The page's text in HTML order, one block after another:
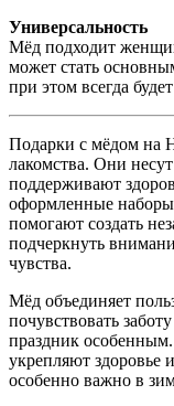
Универсальность
Мёд подходит
может стать
при этом всегда
Подарки с мёдом на
лакомства. Они
поддерживают
оформленные
помогают создать
подчеркнуть
чувства.
Мёд объединяет
почувствовать
праздник
укрепляют здоровье
особенно важно в